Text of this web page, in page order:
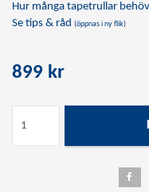
Hur många tapetrullar
Se tips & råd (öppnas i ny flik)
899 kr